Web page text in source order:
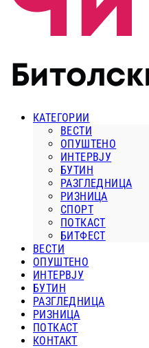
КАТЕГОРИИ
ВЕСТИ
ОПУШТЕНО
ИНТЕРВЈУ
БУТИН
РАЗГЛЕДНИЦА
РИЗНИЦА
СПОРТ
ПОТКАСТ
БИТФЕСТ
ВЕСТИ
ОПУШТЕНО
ИНТЕРВЈУ
БУТИН
РАЗГЛЕДНИЦА
РИЗНИЦА
ПОТКАСТ
КОНТАКТ